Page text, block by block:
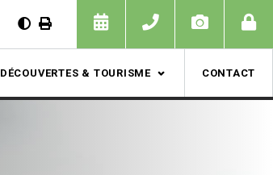
DÉCOUVERTES & TOURISME CONTACT